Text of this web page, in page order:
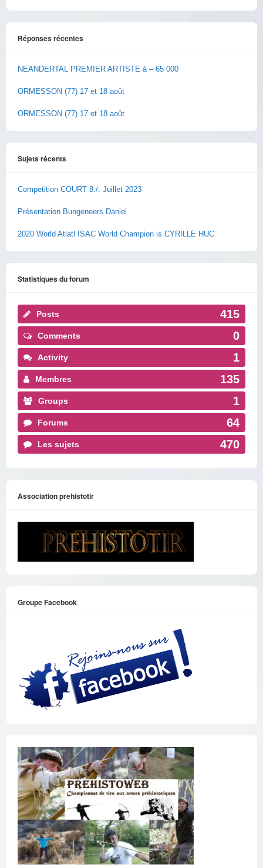
Réponses récentes
NEANDERTAL PREMIER ARTISTE à – 65 000
ORMESSON (77) 17 et 18 août
ORMESSON (77) 17 et 18 août
Sujets récents
Competition COURT 8./. Juillet 2023
Présentation Bungeneers Daniel
2020 World Atlatl ISAC World Champion is CYRILLE HUC
Statistiques du forum
Posts 415
Comments 0
Activity 1
Membres 135
Groups 1
Forums 64
Les sujets 470
Association prehistotir
Groupe Facebook